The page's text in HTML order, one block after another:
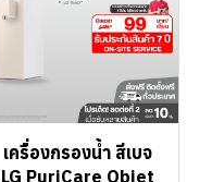
เครื่องกรองน้ำ สีเบจ
LG PuriCare Objet